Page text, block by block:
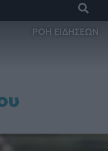
ΡΟΗ ΕΙΔΗΣΕΩΝ